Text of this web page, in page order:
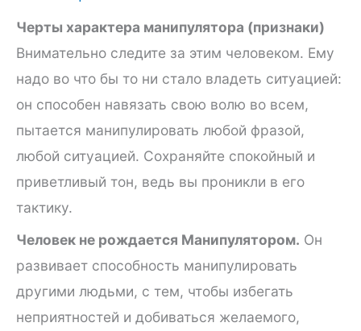
Черты характера манипулятора (признаки)
Внимательно следите за этим человеком. Ему
надо во что бы то ни стало владеть ситуацией:
он способен навязать свою волю во всем,
пытается манипулировать любой фразой,
любой ситуацией. Сохраняйте спокойный и
приветливый тон, ведь вы проникли в его
тактику.
Человек не рождается Манипулятором. Он
развивает способность манипулировать
другими людьми, с тем, чтобы избегать
неприятностей и добиваться желаемого,